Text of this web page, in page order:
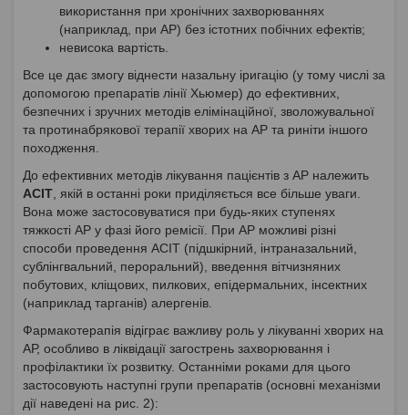
використання при хронічних захворюваннях
(наприклад, при АР) без істотних побічних ефектів;
невисока вартість.
Все це дає змогу віднести назальну іригацію (у тому числі за
допомогою препаратів лінії Хьюмер) до ефективних,
безпечних і зручних методів елімінаційної, зволожувальної
та протинабрякової терапії хворих на АР та риніти іншого
походження.
До ефективних методів лікування пацієнтів з АР належить
АСІТ , якій в останні роки приділяється все більше уваги.
Вона може застосовуватися при будь-яких ступенях
тяжкості АР у фазі його ремісії. При АР можливі різні
способи проведення АСІТ (підшкірний, інтраназальний,
сублінгвальний, пероральний), введення вітчизняних
побутових, кліщових, пилкових, епідермальних, інсектних
(наприклад тарганів) алергенів.
Фармакотерапія відіграє важливу роль у лікуванні хворих на
АР, особливо в ліквідації загострень захворювання і
профілактики їх розвитку. Останніми роками для цього
застосовують наступні групи препаратів (основні механізми
дії наведені на рис. 2):